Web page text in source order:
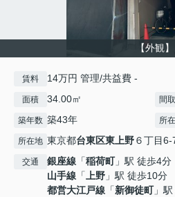
【外観】
賃料 14万円 管理/共益費 -
面積 34.00㎡ 間
築年数 築43年 所
所在地 東京都台東区東上野６丁目6-
交通 銀座線 「稲荷町」駅 徒歩4分
山手線 「上野 」駅 徒歩10分
都営大江戸線 「新御徒町」